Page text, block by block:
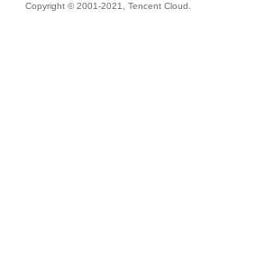
Copyright © 2001-2021, Tencent Cloud.